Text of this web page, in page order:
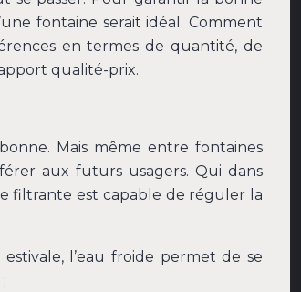
fontaine serait idéal. Comment
en termes de quantité, de
qualité-prix.
Mais même entre fontaines
aux futurs usagers. Qui dans
filtrante est capable de réguler la
l’eau froide permet de se